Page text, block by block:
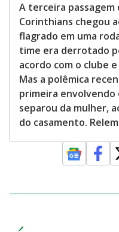
A terceira passagem
Corinthians chegou
flagrado em uma
time era derrotado
acordo com o clube
Mas a polêmica
primeira envolvendo
separou da mulher,
do casamento.